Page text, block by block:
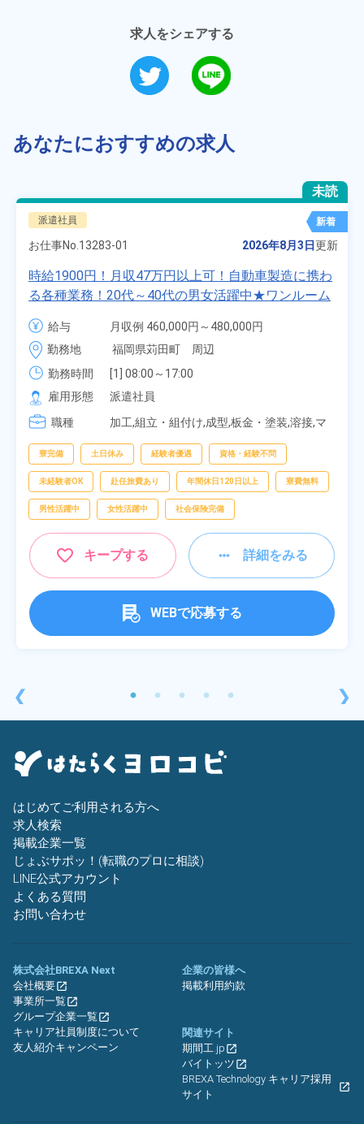
求人をシェアする
あなたにおすすめの求人
❮
未読
派遣社員 新着
お仕事No. 13283-01 2026年8月3日更新
時給1900円！月収47万円以上可！自動車製造に携わ
る各種業務！20代～40代の男女活躍中★ワンルーム
寮無料！マイカー通勤OK！無料駐車場あり！赴任旅
費会社負担！社員食堂あり！日払いあり！土日休
み！特別賞与90万円支給！《福岡県京都郡苅田町》
給与
月収例 460,000円～480,000円
時給 1,900円～1,900円
勤務地
福岡県苅田町　周辺
勤務時間
[1] 08:00～17:00
[2] 20:00～05:00
[3] 06:30～15:00
[4] 14:30～23:00
雇用形態
派遣社員
職種
加工,組立・組付け,成型,板金・塗装,溶接,マ
査,物流・配送
寮完備 土日休み 経験者優遇 資格・経験不問
未経験者OK 赴任旅費あり 年間休日120日以上 寮費無料
男性活躍中 女性活躍中 社会保険完備
キープする 詳細をみる
WEBで応募する
❯
はじめてご利用される方へ
求人検索
掲載企業一覧
じょぶサポッ！(転職のプロに相談)
LINE公式アカウント
よくある質問
お問い合わせ
株式会社BREXA Next
会社概要
事業所一覧
グループ企業一覧
キャリア社員制度について
友人紹介キャンペーン
企業の皆様へ
掲載利用約款
関連サイト
期間工.jp
バイトッツ
BREXA Technology キャリア採用
サイト